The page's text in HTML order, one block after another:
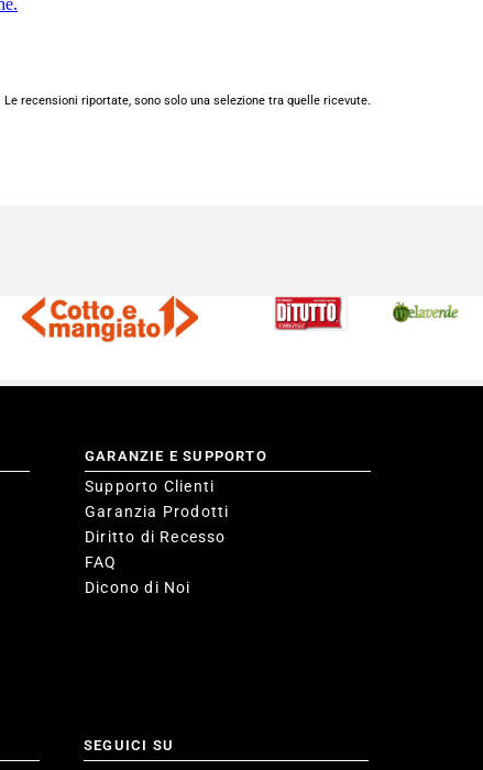
Le recensioni riportate, sono solo una selezione tra quelle ricevute.
GARANZIE E SUPPORTO
Supporto Clienti
Garanzia Prodotti
Diritto di Recesso
FAQ
Dicono di Noi
SEGUICI SU